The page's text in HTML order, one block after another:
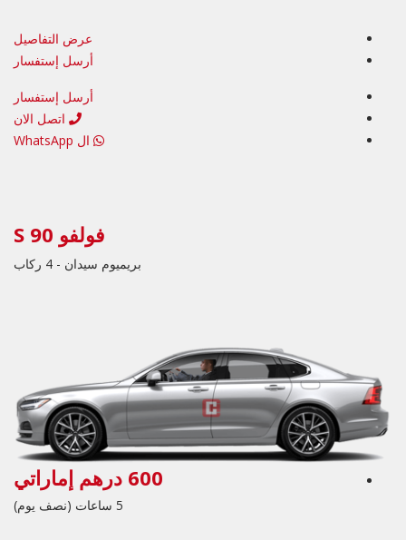
عرض التفاصيل
أرسل إستفسار
أرسل إستفسار
اتصل الان
ال WhatsApp
فولفو S 90
بريميوم سيدان - 4 ركاب
600 درهم إماراتي
5 ساعات (نصف يوم)